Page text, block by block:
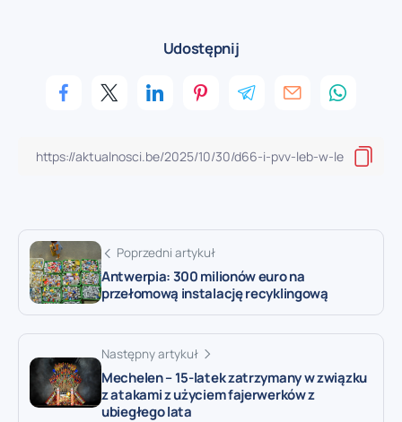
Udostępnij
Poprzedni artykuł
Antwerpia: 300 milionów euro na
przełomową instalację recyklingową
Następny artykuł
Mechelen – 15-latek zatrzymany w związku
z atakami z użyciem fajerwerków z
ubiegłego lata